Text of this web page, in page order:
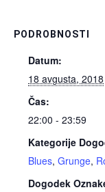
PODROBNOSTI
Datum:
18 avgusta, 2018
Čas:
22:00 - 23:59
Kategorije
Blues, Grunge,
Dogodek